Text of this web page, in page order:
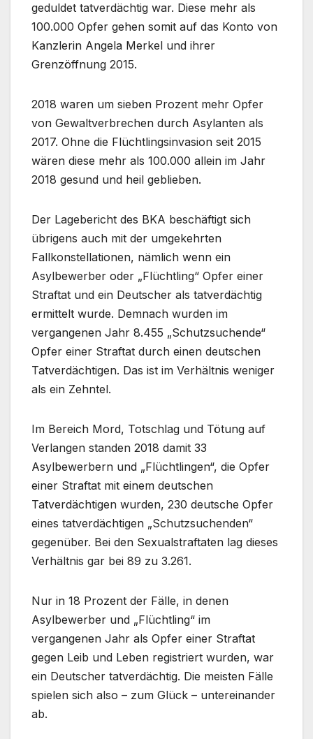
geduldet tatverdächtig war. Diese mehr als
100.000 Opfer gehen somit auf das Konto von
Kanzlerin Angela Merkel und ihrer
Grenzöffnung 2015.
2018 waren um sieben Prozent mehr Opfer
von Gewaltverbrechen durch Asylanten als
2017. Ohne die Flüchtlingsinvasion seit 2015
wären diese mehr als 100.000 allein im Jahr
2018 gesund und heil geblieben.
Der Lagebericht des BKA beschäftigt sich
übrigens auch mit der umgekehrten
Fallkonstellationen, nämlich wenn ein
Asylbewerber oder „Flüchtling“ Opfer einer
Straftat und ein Deutscher als tatverdächtig
ermittelt wurde. Demnach wurden im
vergangenen Jahr 8.455 „Schutzsuchende“
Opfer einer Straftat durch einen deutschen
Tatverdächtigen. Das ist im Verhältnis weniger
als ein Zehntel.
Im Bereich Mord, Totschlag und Tötung auf
Verlangen standen 2018 damit 33
Asylbewerbern und „Flüchtlingen“, die Opfer
einer Straftat mit einem deutschen
Tatverdächtigen wurden, 230 deutsche Opfer
eines tatverdächtigen „Schutzsuchenden“
gegenüber. Bei den Sexualstraftaten lag dieses
Verhältnis gar bei 89 zu 3.261.
Nur in 18 Prozent der Fälle, in denen
Asylbewerber und „Flüchtling“ im
vergangenen Jahr als Opfer einer Straftat
gegen Leib und Leben registriert wurden, war
ein Deutscher tatverdächtig. Die meisten Fälle
spielen sich also – zum Glück – untereinander
ab.